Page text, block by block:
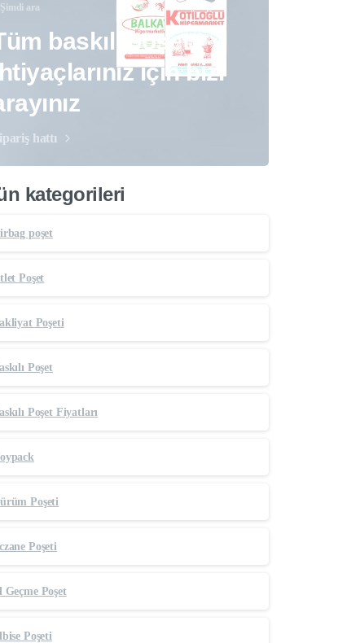
Şimdi ara
baskılı poşet
için bizi
hattı
kategorileri
poşet
Poşet
Poşeti
Poşet
Poşet Fiyatları
Poşeti
Poşeti
Geçme Poşet
Poşeti